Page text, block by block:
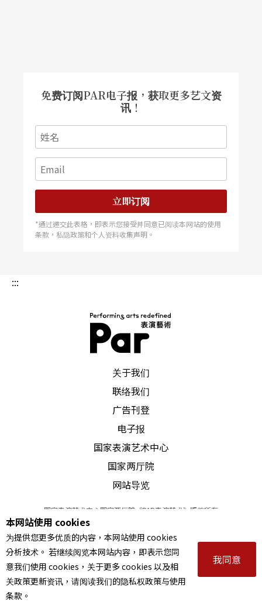
黑幕处理，但忘了思考其中的意义，把黑幕挂在侧
台也是设计的一部分吗？黑幕在这个空间中到底代
表了什么？」所有的规定和限制，都该因地因戏制
宜，而不是「一个先入为主的观念认为黑幕、黑胶
地板……等等原本就是剧场空间的一部分，这些认
知会扼杀学生在创作上发展美妙作品的可能性。」
面对设计，李柏霖对自己的期许是「不自我设
对设计没有设限，若时间允许也想尝试不同领域的
设计案，但这几年刚好找上门的都是剧场设计，时
谈及未来计划，李柏霖希望可以有更多与本地剧作
家合作的机会，也希望有更多音乐剧的案子可以设
计。「其实我很想弄一个以模型结合灯光的创作，
透过实体模型与光影说一些故事。」自嘲人心懒
惰，每逢空档便想休息或出外游玩，这点子在脑中
生，因为是我非常想做的事。」
工作法宝
笔记本和笔
免费订阅PAR电子报，获取更多艺文资
讯！
立即订阅
*通过递交此表格，即表示您接受并同意已阅读本网站的使用
条款，私隐政策和个人资料收集声明。
:::
关于我们
联络我们
广告刊登
电子报
国家表演艺术中心
国家两厅院
网站导览
国家表演艺术中心国家两厅院《PAR表演艺术》版权所有
© 2022Performing arts redefined. All Rights Reserved
统一编号 Tax Id number 00973926
本站所提供相关演出资讯，如有异动应以主办单位公告为准。
服务条款｜隐私权声明｜著作权声明
本网站使用 cookies
为提供您更多优质的内容，本网站使用 cookies
分析技术。 若继续阅览本网站内容，即表示您同
意我们使用 cookies，关于更多 cookies 以及相
关政策更新资讯，请阅读我们的隐私权政策与使用
条款。
我同意